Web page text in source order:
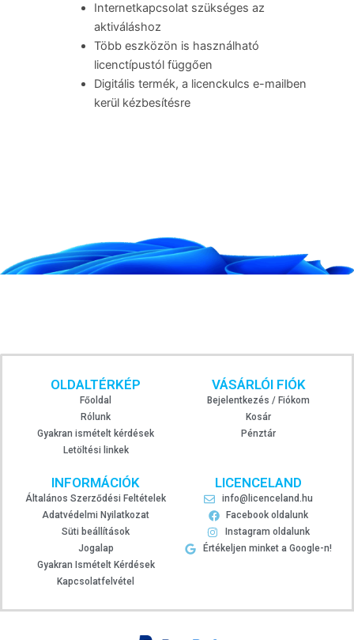
Internetkapcsolat szükséges az
aktiváláshoz
Több eszközön is használható
licenctípustól függően
Digitális termék, a licenckulcs e-mailben
kerül kézbesítésre
OLDALTÉRKÉP
Főoldal
Rólunk
Gyakran ismételt kérdések
Letöltési linkek
VÁSÁRLÓI FIÓK
Bejelentkezés / Fiókom
Kosár
Pénztár
INFORMÁCIÓK
Általános Szerződési Feltételek
Adatvédelmi Nyilatkozat
Süti beállítások
Jogalap
Gyakran Ismételt Kérdések
Kapcsolatfelvétel
LICENCELAND
info@licenceland.hu
Facebook oldalunk
Instagram oldalunk
Értékeljen minket a Google-n!